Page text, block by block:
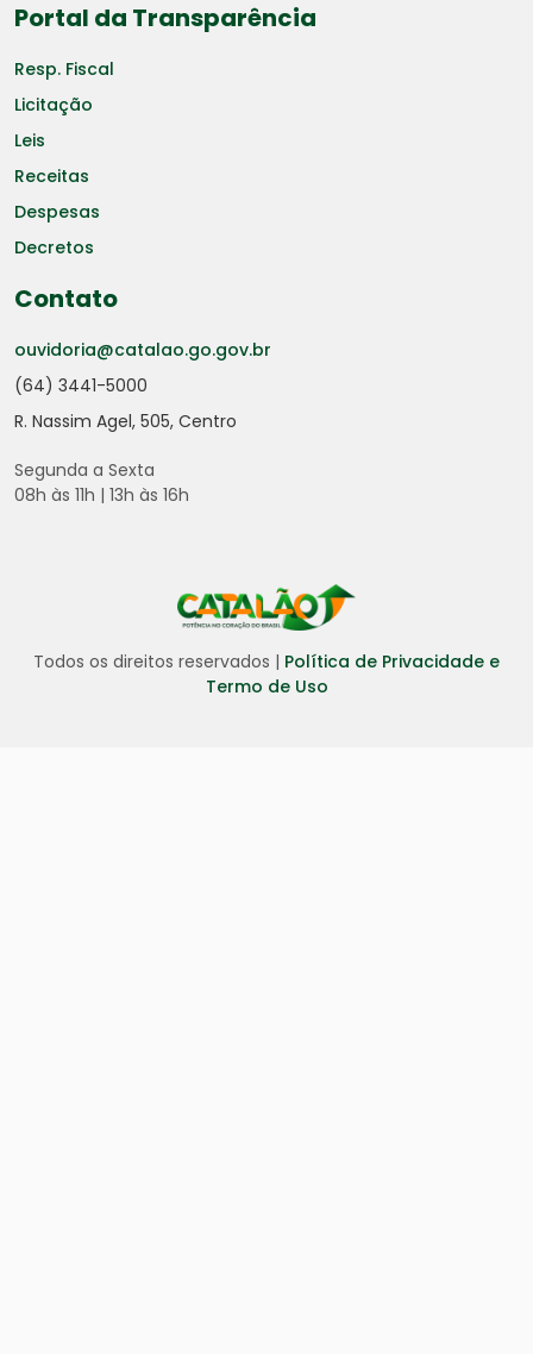
Portal da Transparência
Resp. Fiscal
Licitação
Leis
Receitas
Despesas
Decretos
Contato
ouvidoria@catalao.go.gov.br
(64) 3441-5000
R. Nassim Agel, 505, Centro
Segunda a Sexta
08h às 11h | 13h às 16h
Todos os direitos reservados | Política de Privacidade e
Termo de Uso